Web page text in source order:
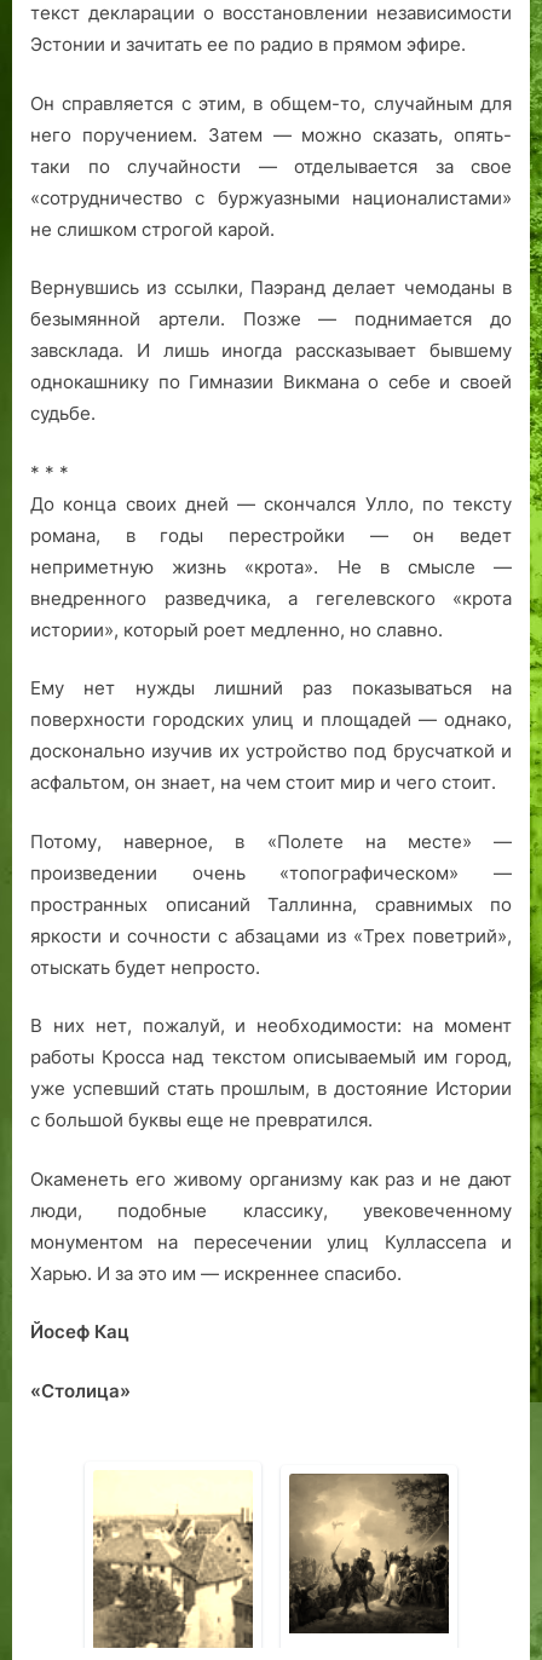
текст декларации о восстановлении независимости
Эстонии и зачитать ее по радио в прямом эфире.
Он справляется с этим, в общем-то, случайным для
него поручением. Затем — можно сказать, опять-
таки по случайности — отделывается за свое
«сотрудничество с буржуазными националистами»
не слишком строгой карой.
Вернувшись из ссылки, Паэранд делает чемоданы в
безымянной артели. Позже — поднимается до
завсклада. И лишь иногда рассказывает бывшему
однокашнику по Гимназии Викмана о себе и своей
судьбе.
* * *
До конца своих дней — скончался Улло, по тексту
романа, в годы перестройки — он ведет
неприметную жизнь «крота». Не в смысле —
внедренного разведчика, а гегелевского «крота
истории», который роет медленно, но славно.
Ему нет нужды лишний раз показываться на
поверхности городских улиц и площадей — однако,
досконально изучив их устройство под брусчаткой и
асфальтом, он знает, на чем стоит мир и чего стоит.
Потому, наверное, в «Полете на месте» —
произведении очень «топографическом» —
пространных описаний Таллинна, сравнимых по
яркости и сочности с абзацами из «Трех поветрий»,
отыскать будет непросто.
В них нет, пожалуй, и необходимости: на момент
работы Кросса над текстом описываемый им город,
уже успевший стать прошлым, в достояние Истории
с большой буквы еще не превратился.
Окаменеть его живому организму как раз и не дают
люди, подобные классику, увековеченному
монументом на пересечении улиц Куллассепа и
Харью. И за это им — искреннее спасибо.
Йосеф Кац
«Столица»